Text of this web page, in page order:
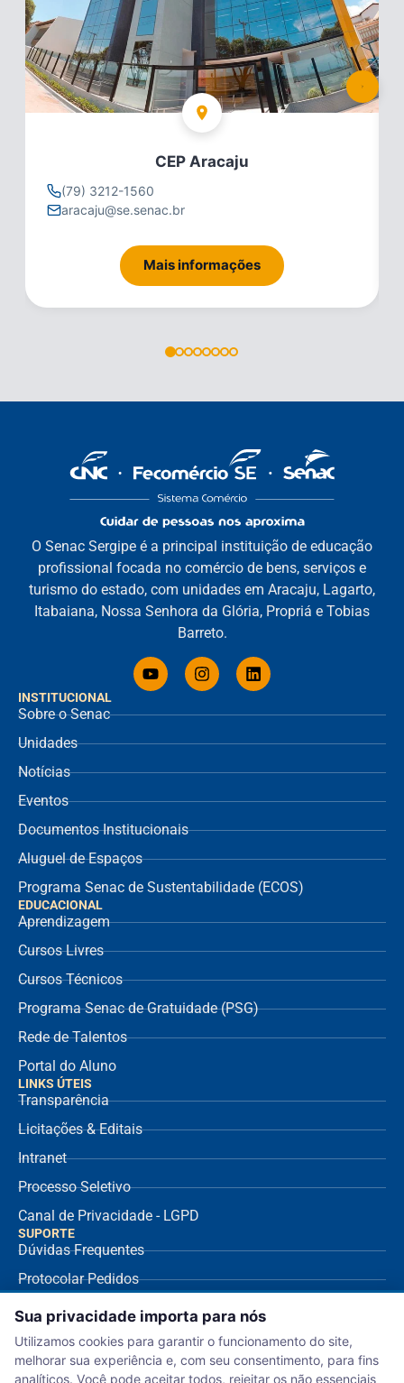
CEP Aracaju
(79) 3212-1560
aracaju@se.senac.br
Mais informações
INSTITUCIONAL
Sobre o Senac
Unidades
Notícias
Eventos
Documentos Institucionais
Aluguel de Espaços
Programa Senac de Sustentabilidade (ECOS)
EDUCACIONAL
Aprendizagem
Cursos Livres
Cursos Técnicos
Programa Senac de Gratuidade (PSG)
Rede de Talentos
Portal do Aluno
O Senac Sergipe é a principal instituição de educação
profissional focada no comércio de bens, serviços e
turismo do estado, com unidades em Aracaju, Lagarto,
Itabaiana, Nossa Senhora da Glória, Propriá e Tobias
Barreto.
LINKS ÚTEIS
Transparência
Licitações & Editais
Intranet
Processo Seletivo
Canal de Privacidade - LGPD
SUPORTE
Dúvidas Frequentes
Protocolar Pedidos
Envio de NF Fornecedor
Ouvidoria
Aviso de Privacidade
Sua privacidade importa para nós
Utilizamos cookies para garantir o funcionamento do site,
melhorar sua experiência e, com seu consentimento, para fins
analíticos. Você pode aceitar todos, rejeitar os não essenciais